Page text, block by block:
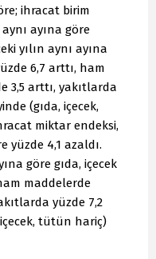
ihracat birim
ayına göre
yılın aynı ayına
6,7 arttı, ham
3,5 arttı, yakıtlarda
(gıda, içecek,
miktar endeksi,
yüzde 4,1 azaldı.
göre gıda, içecek
maddelerde
yüzde 7,2
tütün hariç)